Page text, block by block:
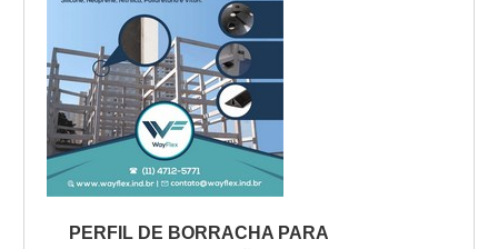
PERFIL DE BORRACHA PARA